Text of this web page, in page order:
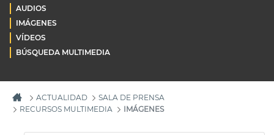
AUDIOS
IMÁGENES
VÍDEOS
BÚSQUEDA MULTIMEDIA
ACTUALIDAD
SALA DE PRENSA
RECURSOS MULTIMEDIA
IMÁGENES